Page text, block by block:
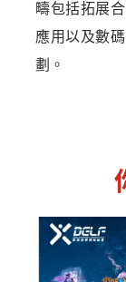
疇包括拓展
應用以及數
劃。